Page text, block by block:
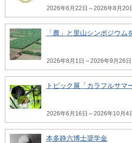
2026年6月22日～2026年8月20
「農」と里山シンポジウム
2026年8月1日～2026年9月26日
トピック展「カラフルサマ
2026年6月16日～2026年10月4
本多静六博士奨学金